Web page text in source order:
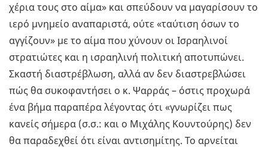
χέρια τους στο αίμα» και σπεύδουν να μαγαρίσουν το
ιερό μνημείο αναπαριστά, ούτε «ταύτιση όσων το
αγγίζουν» με το αίμα που χύνουν οι Ισραηλινοί
στρατιώτες και η ισραηλινή πολιτική αποτυπώνει.
Σκαστή διαστρέβλωση, αλλά αν δεν διαστρεβλώσει
πώς θα συκοφαντήσει ο κ. Ψαρράς – όστις προχωρά
ένα βήμα παραπέρα λέγοντας ότι «γνωρίζει πως
κανείς σήμερα (σ.σ.: και ο Μιχάλης Κουντούρης) δεν
θα παραδεχθεί ότι είναι αντισημίτης. Το αρνείται